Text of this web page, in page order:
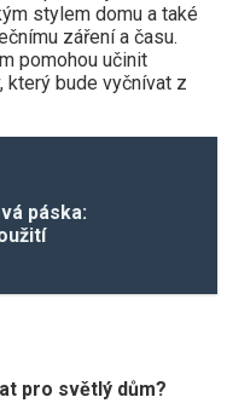
stylem domu a také
záření a času.
pomohou učinit
který bude vyčnívat z
páska:
pro světlý dům?